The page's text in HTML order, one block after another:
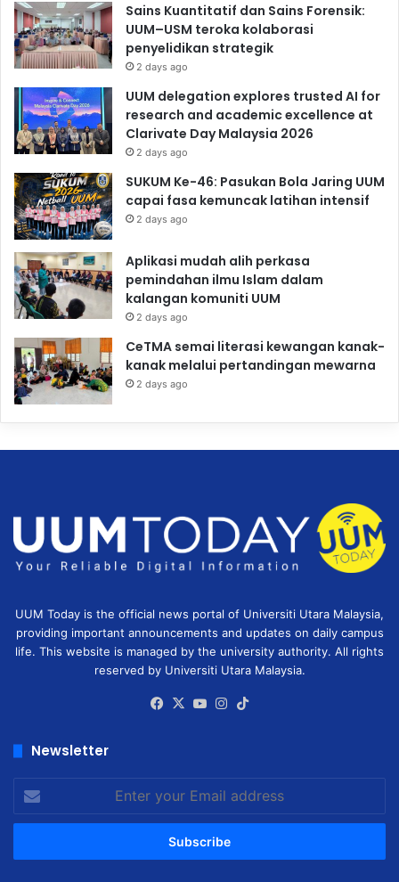
Sains Kuantitatif dan Sains Forensik:
UUM–USM teroka kolaborasi
penyelidikan strategik
2 days ago
UUM delegation explores trusted AI for
research and academic excellence at
Clarivate Day Malaysia 2026
2 days ago
SUKUM Ke-46: Pasukan Bola Jaring UUM
capai fasa kemuncak latihan intensif
2 days ago
Aplikasi mudah alih perkasa
pemindahan ilmu Islam dalam
kalangan komuniti UUM
2 days ago
CeTMA semai literasi kewangan kanak-
kanak melalui pertandingan mewarna
2 days ago
UUM Today is the official news portal of Universiti Utara Malaysia,
providing important announcements and updates on daily campus
life. This website is managed by the university authority. All rights
reserved by Universiti Utara Malaysia.
Facebook
X YouTubeInstagram
Newsletter
your
Email